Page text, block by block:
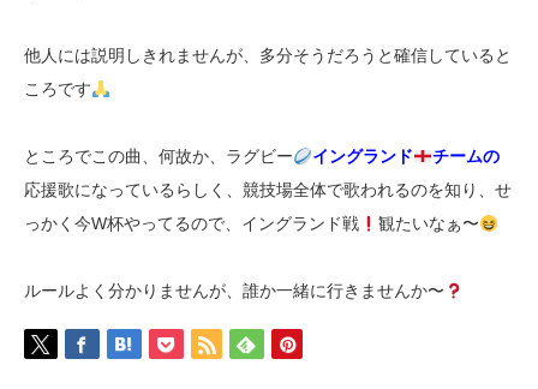
他人には説明しきれませんが、多分そうだろうと確信していると
ころです
ところでこの曲、何故か、ラグビー イングランド
チームの
応援歌になっているらしく、競技場全体で歌われるのを知り、せ
っかく今W杯やってるので、イングランド戦
観たいなぁ〜
ルールよく分かりませんが、誰か一緒に行きませんか〜